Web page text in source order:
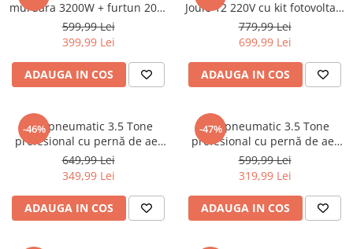
Polizoare
Polizor mini
Unghiulare/drepte
Pompe
PPR lipire taiere
Prelungitoare curent
Redresoare/robot pornire/starter
Stabilizatoare curent AVR
murdara 3200W + furtun 20m
pompieri (CP-5501+20M)
599,99 Lei
399,99 Lei
ADAUGA IN COS
Joule 12 220V cu kit fotovoltaic
panou solar baterie 7ah
1000m (BK87634-1000-03-7ah)
779,99 Lei
699,99 Lei
ADAUGA IN COS
-46%
Cric pneumatic 3.5 Tone
profesional cu pernă de aer
pentru vulcanizare 15-40cm
(RK-01-200)
649,99 Lei
349,99 Lei
ADAUGA IN COS
-47%
Cric pneumatic 3.5 Tone
profesional cu pernă de aer
pentru vulcanizare 13.5-40cm
(TA256)
599,99 Lei
319,99 Lei
ADAUGA IN COS